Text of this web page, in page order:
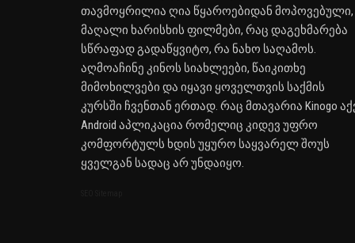
თავმოყრილია ღია წყაროებიდან მოპოვებული,
მაღალი ხარისხის ფილმები, რაც დაგეხმარება
სწრაფად გადაწყვიტო, რა ნახო საღამოს.
აღმოაჩინე კინოს სიახლეები, წაიკითხე
მიმოხილვები და იყავი ყოველთვის საქმის
კურსში ჩვენთან ერთად. რაც მთავარია Kinogo
Android აპლიკაცია რომელიც კიდევ უფრო
კომფორტულს ხდის უყურო საყვარელ შოუს
ყველგან სადაც არ უნდაიყო.